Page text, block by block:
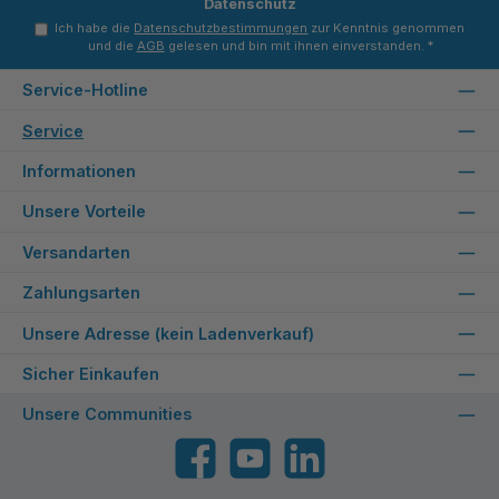
Datenschutz
Ich habe die Datenschutzbestimmungen zur Kenntnis genommen
und die AGB gelesen und bin mit ihnen einverstanden. *
Service-Hotline
Service
Informationen
Unsere Vorteile
Versandarten
Zahlungsarten
Unsere Adresse (kein Ladenverkauf)
Sicher Einkaufen
Unsere Communities
FacebookYouTube